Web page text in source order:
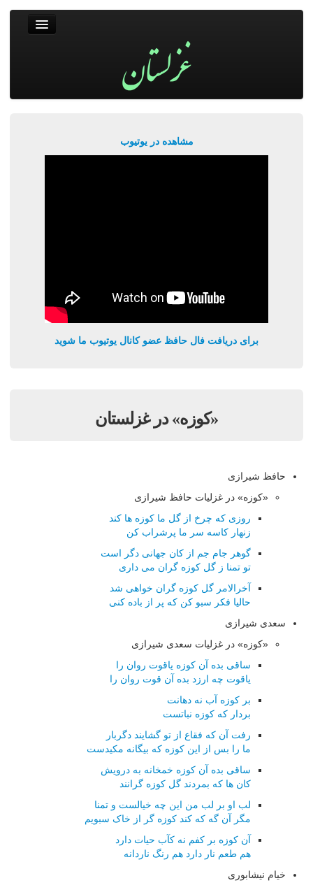
مشاهده در یوتیوب
برای دریافت فال حافظ عضو کانال یوتیوب ما شوید
«کوزه» در غزلستان
حافظ شیرازی
«کوزه» در غزلیات حافظ شیرازی
روزی که چرخ از گل ما کوزه ها کند
زنهار کاسه سر ما پرشراب کن
گوهر جام جم از کان جهانی دگر است
تو تمنا ز گل کوزه گران می داری
آخرالامر گل کوزه گران خواهی شد
حالیا فکر سبو کن که پر از باده کنی
سعدی شیرازی
«کوزه» در غزلیات سعدی شیرازی
ساقی بده آن کوزه یاقوت روان را
یاقوت چه ارزد بده آن قوت روان را
بر کوزه آب نه دهانت
بردار که کوزه نباتست
رفت آن که فقاع از تو گشایند دگربار
ما را بس از این کوزه که بیگانه مکیدست
ساقی بده آن کوزه خمخانه به درویش
کان ها که بمردند گل کوزه گرانند
لب او بر لب من این چه خیالست و تمنا
مگر آن گه که کند کوزه گر از خاک سبویم
آن کوزه بر کفم نه کآب حیات دارد
هم طعم نار دارد هم رنگ ناردانه
خیام نیشابوری